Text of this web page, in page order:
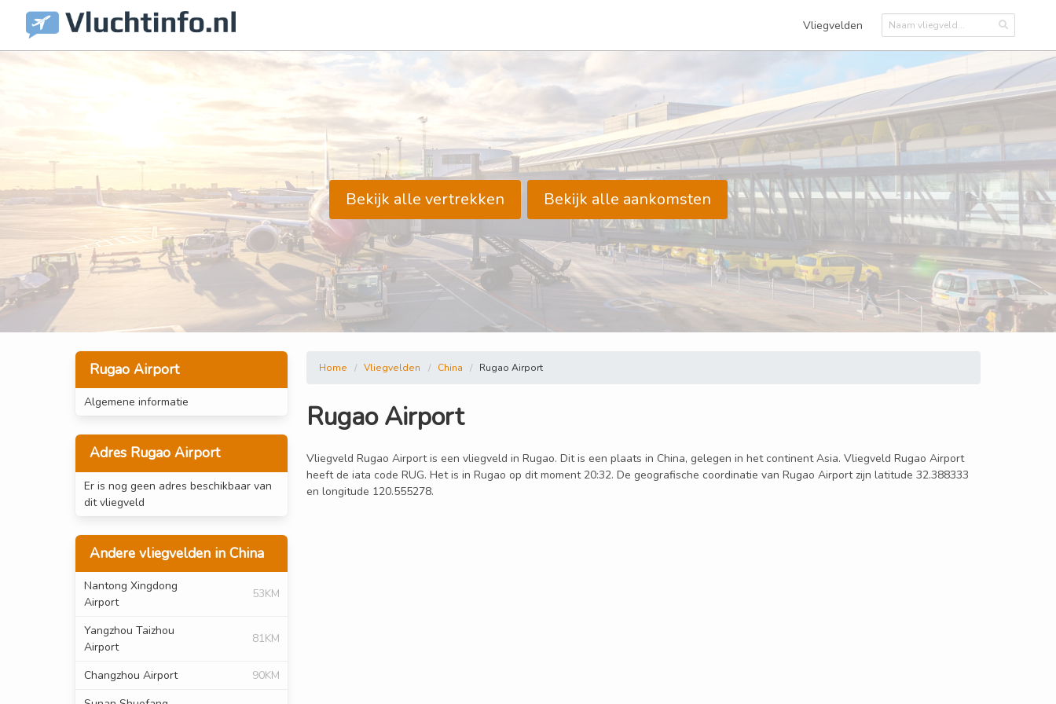
Vliegvelden
Bekijk alle vertrekken Bekijk alle aankomsten
Rugao Airport
Algemene informatie
Adres Rugao Airport
Er is nog geen adres beschikbaar van
dit vliegveld
Andere vliegvelden in China
Nantong Xingdong
Airport
53KM
Yangzhou Taizhou
Airport
81KM
Changzhou Airport
90KM
Home Vliegvelden China Rugao Airport
Rugao Airport
Vliegveld Rugao Airport is een vliegveld in Rugao. Dit is een plaats in China, gelegen in het continent Asia. Vliegveld Rugao Airport
heeft de iata code RUG. Het is in Rugao op dit moment 20:32. De geografische coordinatie van Rugao Airport zijn latitude 32.388333
en longitude 120.555278.